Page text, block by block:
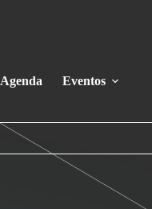
Agenda Eventos